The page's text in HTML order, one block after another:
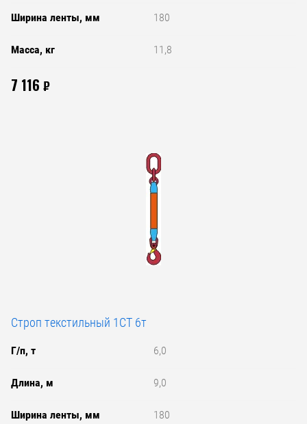
Ширина ленты, мм 180
Масса, кг 11,8
7 116 ₽
Строп текстильный 1СТ 6т
Г/п, т 6,0
Длина, м 9,0
Ширина ленты, мм 180